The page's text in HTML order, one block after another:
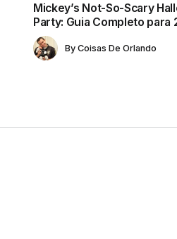
Mickey’s Not-So-Scary
Party: Guia Completo para
By Coisas De Orlando